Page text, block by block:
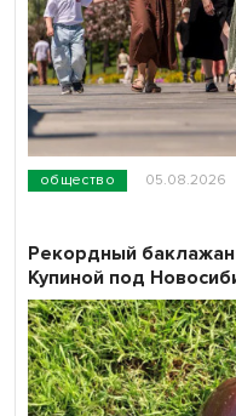
общество 05.08.2026
Рекордный
Купиной под